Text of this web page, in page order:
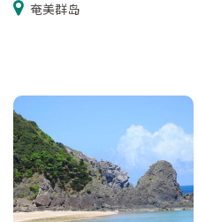
奄美群岛